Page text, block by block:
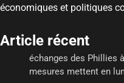
économiques et politiques
Article récent
échanges des Phillies
mesures mettent en